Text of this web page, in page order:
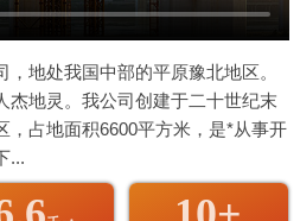
地处我国中部的平原豫北地区。
杰地灵。我公司创建于二十世纪末
，占地面积6600平方米，是*从事开
...